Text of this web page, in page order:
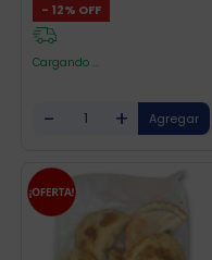
12
Cargando ...
- +